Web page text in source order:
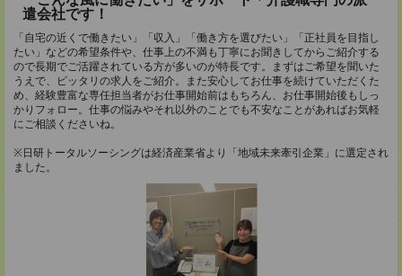
遣会社です！
「自宅の近くで働きたい」「収入」「働き方を選びたい」「正社員を目指し
たい」などの希望条件や、仕事上の不満も丁寧にお聞きしてからご紹介する
ので長期でご活躍されている方が多いのが特長です。まずはご希望を聞いた
うえで、ピッタリの求人をご紹介。また安心してお仕事を続けていただくた
め、経験豊富な専任担当者がお仕事開始前はもちろん、お仕事開始後もしっ
かりフォロー。仕事の悩みやそれ以外のことでも不安なことがあればお気軽
にご相談くださいね。
※日研トータルソーシングは経済産業省より「地域未来牽引企業」に選定され
ました。